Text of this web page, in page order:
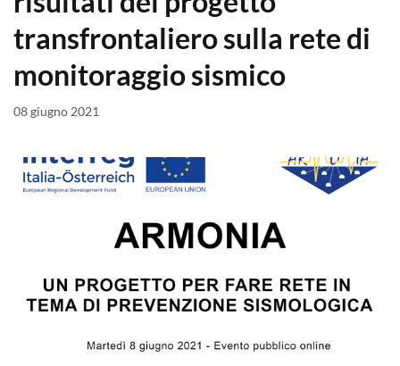
transfrontaliero sulla rete di
monitoraggio sismico
08 giugno 2021